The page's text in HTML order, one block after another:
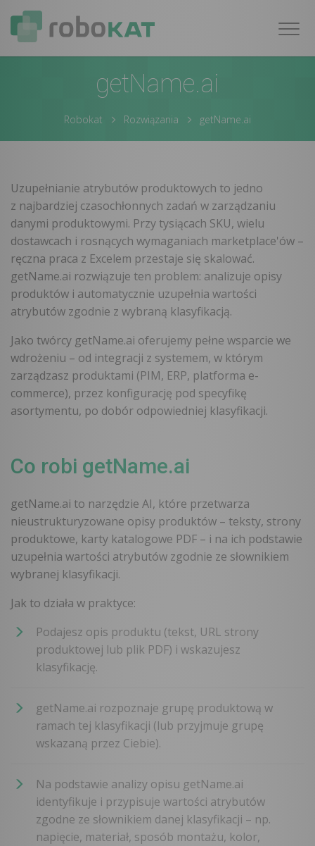
getName.ai
Robokat Rozwiązania getName.ai
Uzupełnianie atrybutów produktowych to jedno
z najbardziej czasochłonnych zadań w zarządzaniu
danymi produktowymi. Przy tysiącach SKU, wielu
dostawcach i rosnących wymaganiach marketplace'ów –
ręczna praca z Excelem przestaje się skalować.
getName.ai rozwiązuje ten problem: analizuje opisy
produktów i automatycznie uzupełnia wartości
atrybutów zgodnie z wybraną klasyfikacją.
Jako twórcy getName.ai oferujemy pełne wsparcie we
wdrożeniu – od integracji z systemem, w którym
zarządzasz produktami (PIM, ERP, platforma e-
commerce), przez konfigurację pod specyfikę
asortymentu, po dobór odpowiedniej klasyfikacji.
Co robi getName.ai
getName.ai to narzędzie AI, które przetwarza
nieustrukturyzowane opisy produktów – teksty, strony
produktowe, karty katalogowe PDF – i na ich podstawie
uzupełnia wartości atrybutów zgodnie ze słownikiem
wybranej klasyfikacji.
Jak to działa w praktyce:
Podajesz opis produktu (tekst, URL strony
produktowej lub plik PDF) i wskazujesz
klasyfikację.
getName.ai rozpoznaje grupę produktową w
ramach tej klasyfikacji (lub przyjmuje grupę
wskazaną przez Ciebie).
Na podstawie analizy opisu getName.ai
identyfikuje i przypisuje wartości atrybutów
zgodne ze słownikiem danej klasyfikacji – np.
napięcie, materiał, sposób montażu, kolor,